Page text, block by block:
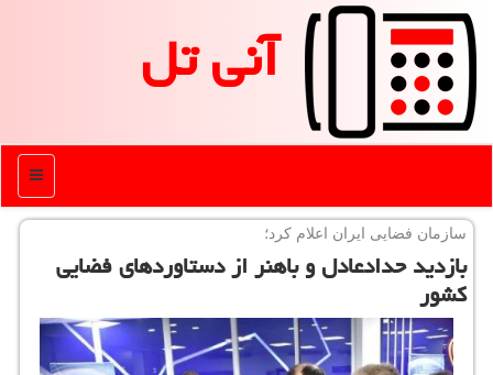
آنی تل
منو
سازمان فضایی ایران اعلام كرد؛
بازدید حدادعادل و باهنر از دستاوردهای فضایی
كشور